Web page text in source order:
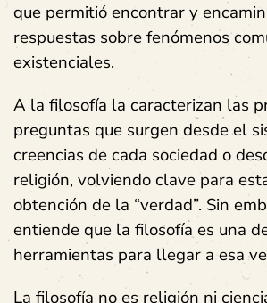
que permitió encontrar y
respuestas sobre fenómenos
existenciales.
A la filosofía la caracterizan las
preguntas que surgen desde el
creencias de cada sociedad o
religión, volviendo clave para
obtención de la “verdad”. Sin
entiende que la filosofía es una
herramientas para llegar a esa
La filosofía no es religión ni